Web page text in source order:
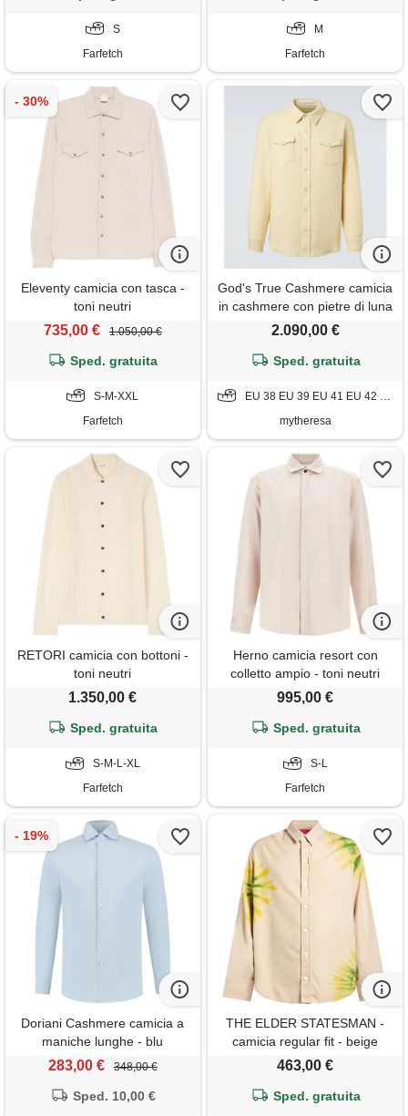
S
Farfetch
M
Farfetch
Eleventy camicia con tasca -
toni neutri
735,00 € 1.050,00 €
Sped. gratuita
S-M-XXL
Farfetch
God's True Cashmere camicia
in cashmere con pietre di luna
2.090,00 €
Sped. gratuita
EU 38 EU 39 EU 41 EU 42 EU 43
mytheresa
RETORI camicia con bottoni -
toni neutri
1.350,00 €
Sped. gratuita
S-M-L-XL
Farfetch
Herno camicia resort con
colletto ampio - toni neutri
995,00 €
Sped. gratuita
S-L
Farfetch
Doriani Cashmere camicia a
maniche lunghe - blu
283,00 € 348,00 €
Sped. 10,00 €
THE ELDER STATESMAN -
camicia regular fit - beige
463,00 €
Sped. gratuita